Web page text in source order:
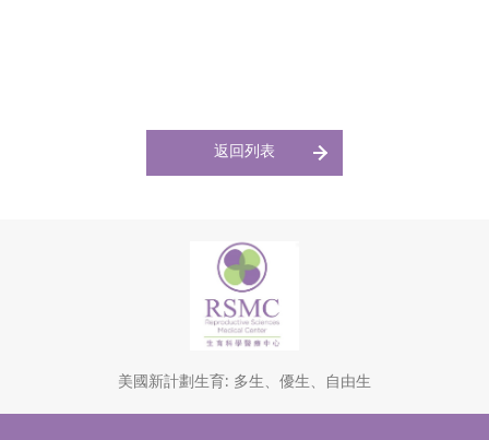
返回列表
美國新計劃生育: 多生、優生、自由生